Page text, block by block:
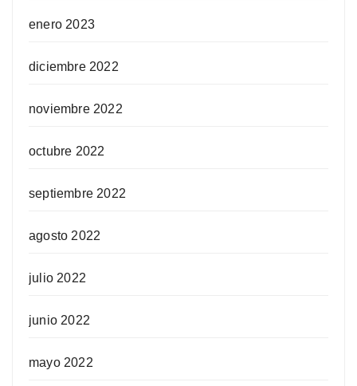
enero 2023
diciembre 2022
noviembre 2022
octubre 2022
septiembre 2022
agosto 2022
julio 2022
junio 2022
mayo 2022